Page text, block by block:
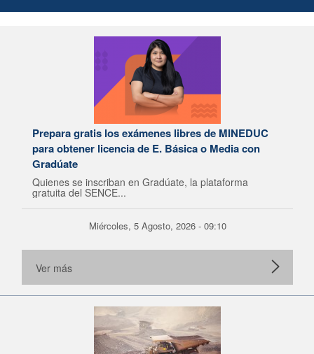
Prepara gratis los exámenes libres de MINEDUC
para obtener licencia de E. Básica o Media con
Gradúate
Quienes se inscriban en Gradúate, la plataforma
gratuita del SENCE...
Miércoles, 5 Agosto, 2026 - 09:10
Ver más